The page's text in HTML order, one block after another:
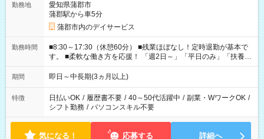
勤務地
愛知県蒲郡市
蒲郡駅から車5分
蒲郡市内のデイサービス
勤務時間
■8:30～17:30（休憩60分） ■残業ほぼなし！定時退勤が基本で
す。 ■柔軟な働き方を応援！ 「週2日～」「平日のみ」「扶養内
勤務」など、あなたの生活に合わせた相談が可能。 無理な連勤
もありませんので、自分のペースを大切にしながら、長く安心
保できるため、主婦（夫）の方も無理なく続けていただけま
す。
期間 即日～中長期(3ヵ月以上)
特徴 日払いOK / 履歴書不要 / 40～50代活躍中 / 副業・WワークOK /
シフト勤務 / パソコンスキル不要
気になる！ 応募する 詳細へ